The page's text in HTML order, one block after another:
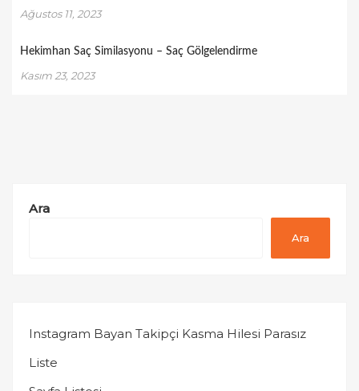
Ağustos 11, 2023
Hekimhan Saç Similasyonu – Saç Gölgelendirme
Kasım 23, 2023
Ara
Ara
Instagram Bayan Takipçi Kasma Hilesi Parasız
Liste